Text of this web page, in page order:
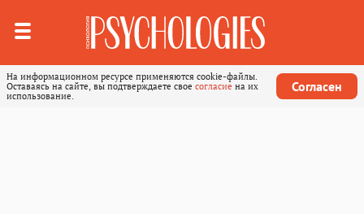
На информационном ресурсе применяются cookie-файлы.
Оставаясь на сайте, вы подтверждаете свое согласие на их
использование.
Согласен